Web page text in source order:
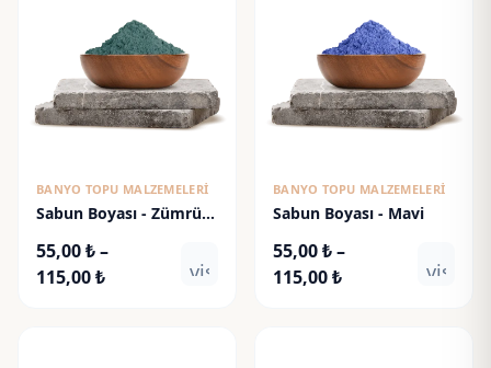
BANYO TOPU MALZEMELERI
Sabun Boyası - Zümrüt
55,00₺–
115,00₺Fiyat
visibility
BANYO TOPU MALZEMELERI
Sabun Boyası - Mavi
55,00₺–
115,00₺Fiyat